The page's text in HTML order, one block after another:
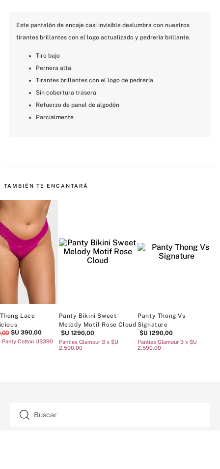
Este pantalón de encaje casi invisible deslumbra con nuestros
tirantes brillantes con el logo actualizado y pedrería brillante.
Tiro bajo
Pernera alta
Tirantes brillantes con el logo de pedrería
Sin cobertura trasera
Refuerzo de panel de algodón
Parcialmente
$U 890,00
Panties Cotton 5 x $U 2.790.00
$U 890,00 390,00
Rebajas Panty Cotton U$390 c/u
Pink Leopard